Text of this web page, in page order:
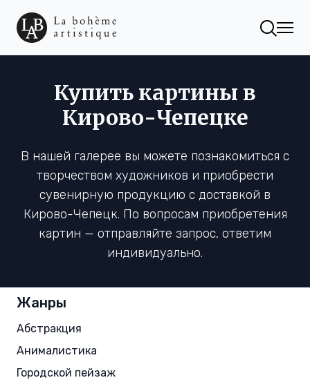
Купить картины в
Кирово-Чепецке
В нашей галерее вы можете познакомиться с
творчеством художников и приобрести
сувенирную продукцию с доставкой в
Кирово-Чепецк. По вопросам приобретения
картин — отправляйте запрос, ответим
индивидуально.
Жанры
Абстракция
Анималистика
Городской пейзаж